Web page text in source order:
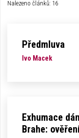
Nalezeno článků: 16
Předmluva
Ivo Macek
Exhumace
Brahe: